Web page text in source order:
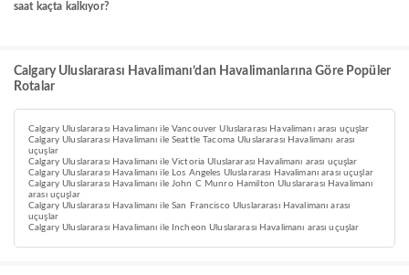
saat kaçta kalkıyor?
Calgary Uluslararası Havalimanı’dan Havalimanlarına Göre Popüler
Rotalar
Calgary Uluslararası Havalimanı ile Vancouver Uluslararası Havalimanı arası uçuşlar
Calgary Uluslararası Havalimanı ile Seattle Tacoma Uluslararası Havalimanı arası
uçuşlar
Calgary Uluslararası Havalimanı ile Victoria Uluslararası Havalimanı arası uçuşlar
Calgary Uluslararası Havalimanı ile Los Angeles Uluslararası Havalimanı arası uçuşlar
Calgary Uluslararası Havalimanı ile John C Munro Hamilton Uluslararası Havalimanı
arası uçuşlar
Calgary Uluslararası Havalimanı ile San Francisco Uluslararası Havalimanı arası
uçuşlar
Calgary Uluslararası Havalimanı ile Incheon Uluslararası Havalimanı arası uçuşlar